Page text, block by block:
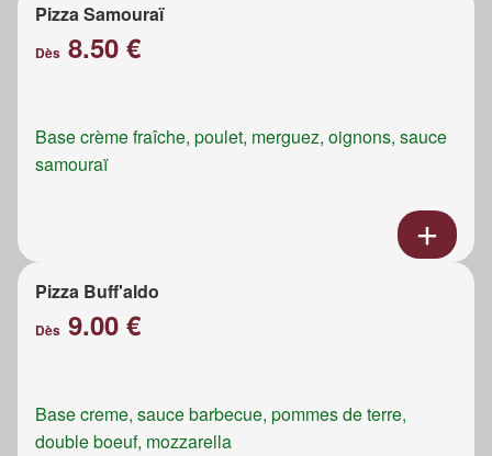
Pizza Samouraï
Dès 8.50 €
Base crème fraîche, poulet, merguez, oignons, sauce
samouraï
Pizza Buff'aldo
Dès 9.00 €
Base creme, sauce barbecue, pommes de terre,
double boeuf, mozzarella